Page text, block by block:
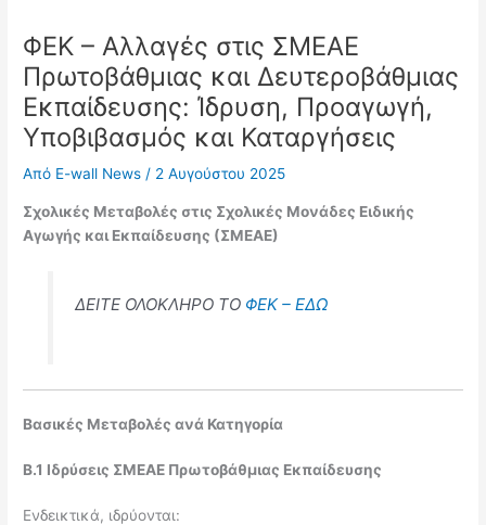
ΦΕΚ – Αλλαγές στις ΣΜΕΑΕ
Πρωτοβάθμιας και Δευτεροβάθμιας
Εκπαίδευσης: Ίδρυση, Προαγωγή,
Υποβιβασμός και Καταργήσεις
Από E-wall News / 2 Αυγούστου 2025
Σχολικές Μεταβολές στις Σχολικές Μονάδες Ειδικής
Αγωγής και Εκπαίδευσης (ΣΜΕΑΕ)
ΔΕΙΤΕ ΟΛΟΚΛΗΡΟ ΤΟ ΦΕΚ – ΕΔΩ
Βασικές Μεταβολές ανά Κατηγορία
Β.1 Ιδρύσεις ΣΜΕΑΕ Πρωτοβάθμιας Εκπαίδευσης
Ενδεικτικά, ιδρύονται: